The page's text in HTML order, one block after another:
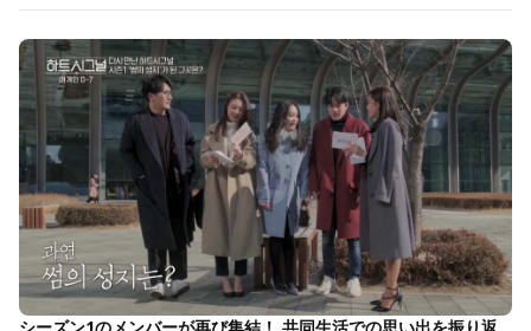
シーズン1のメンバーが再び集結！ 共同生活での思い出を振り返